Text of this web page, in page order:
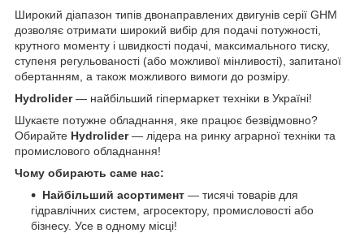
Широкий діапазон типів двонаправлених двигунів серії GHM
дозволяє отримати широкий вибір для подачі потужності,
крутного моменту і швидкості подачі, максимального тиску,
ступеня регульованості (або можливої мінливості), запитаної
обертанням, а також можливого вимоги до розміру.
Hydrolider— найбільший гіпермаркет техніки в Україні!
Шукаєте потужне обладнання, яке працює безвідмовно?
Обирайте Hydrolider— лідера на ринку аграрної техніки та
промислового обладнання!
Чому обирають саме нас:
Найбільший асортимент — тисячі товарів для
гідравлічних систем, агросектору, промисловості або
бізнесу. Усе в одному місці!